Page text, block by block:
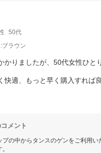
50代
ブラウン
かりましたが、50代女性ひと
快適、もっと早く購入すれば
メント
プの中からタンスのゲンをご利用い